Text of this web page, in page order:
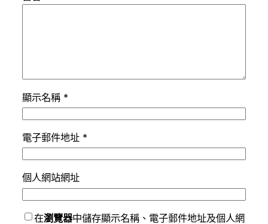
顯示名稱 *
電子郵件地址 *
個人網站網址
在瀏覽器中儲存顯示名稱、電子郵件地址及個人網